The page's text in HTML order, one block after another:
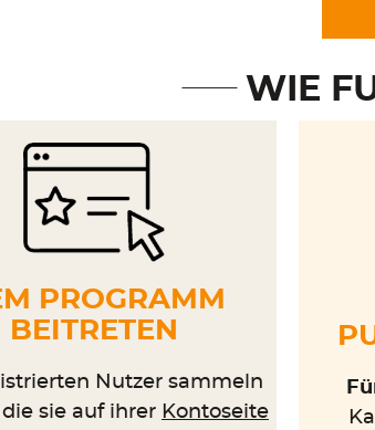
WIE
PROGRAMM
BEITRETEN
Nutzer sammeln
sie auf ihrer Kontoseite